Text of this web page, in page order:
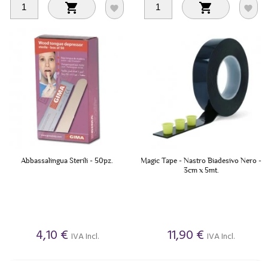
   
Abbassalingua Sterili - 50pz.
4,10 € IVA Incl.
Magic Tape - Nastro Biadesivo Nero -
3cm x 5mt.
11,90 € IVA Incl.